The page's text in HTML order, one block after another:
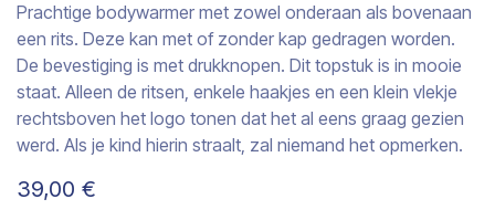
Prachtige bodywarmer met zowel onderaan als bovenaan
een rits. Deze kan met of zonder kap gedragen worden.
De bevestiging is met drukknopen. Dit topstuk is in mooie
staat. Alleen de ritsen, enkele haakjes en een klein vlekje
rechtsboven het logo tonen dat het al eens graag gezien
werd. Als je kind hierin straalt, zal niemand het opmerken.
39,00 €